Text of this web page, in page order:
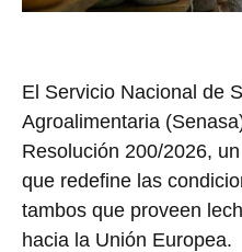
El Servicio Nacional de
Agroalimentaria
Resolución 200/2026,
que redefine las
tambos que proveen
hacia la Unión Europea.